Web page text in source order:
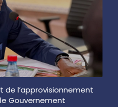
de l’approvisionnement
Gouvernement